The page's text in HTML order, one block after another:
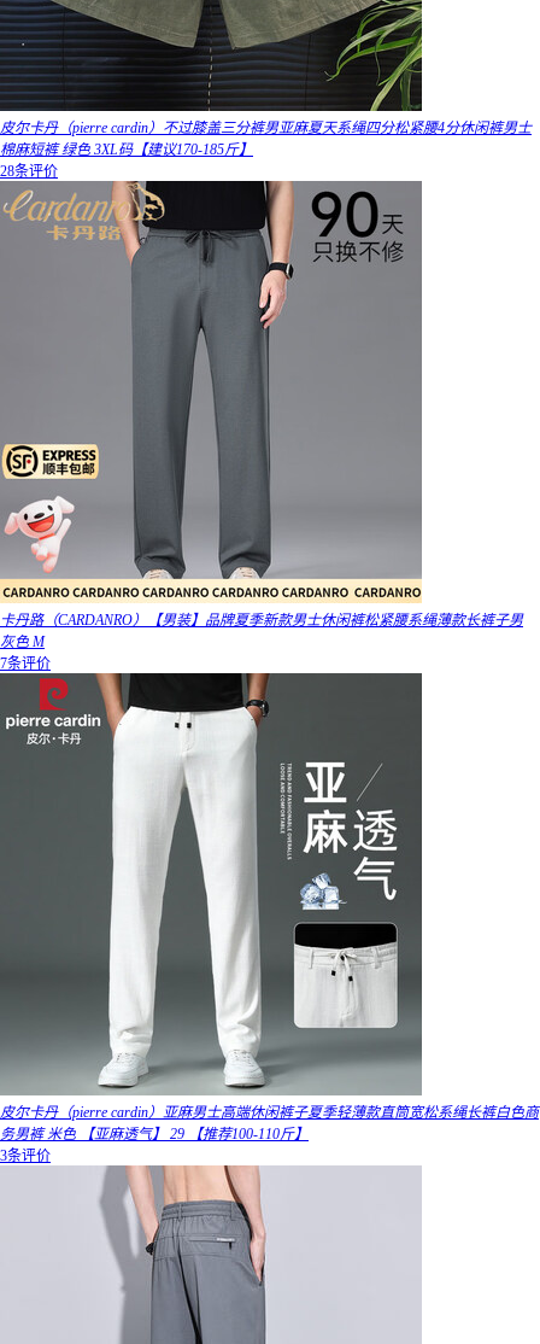
皮尔卡丹（pierre cardin）不过膝盖三分裤男亚麻夏天系绳四分松紧腰4分休闲裤男士
棉麻短裤 绿色 3XL码【建议170-185斤】
28条评价
卡丹路（CARDANRO）【男装】品牌夏季新款男士休闲裤松紧腰系绳薄款长裤子男
灰色 M
7条评价
皮尔卡丹（pierre cardin）亚麻男士高端休闲裤子夏季轻薄款直筒宽松系绳长裤白色商
务男裤 米色 【亚麻透气】 29 【推荐100-110斤】
3条评价